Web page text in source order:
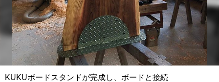
KUKUボードスタンドが完成し、ボードと接続